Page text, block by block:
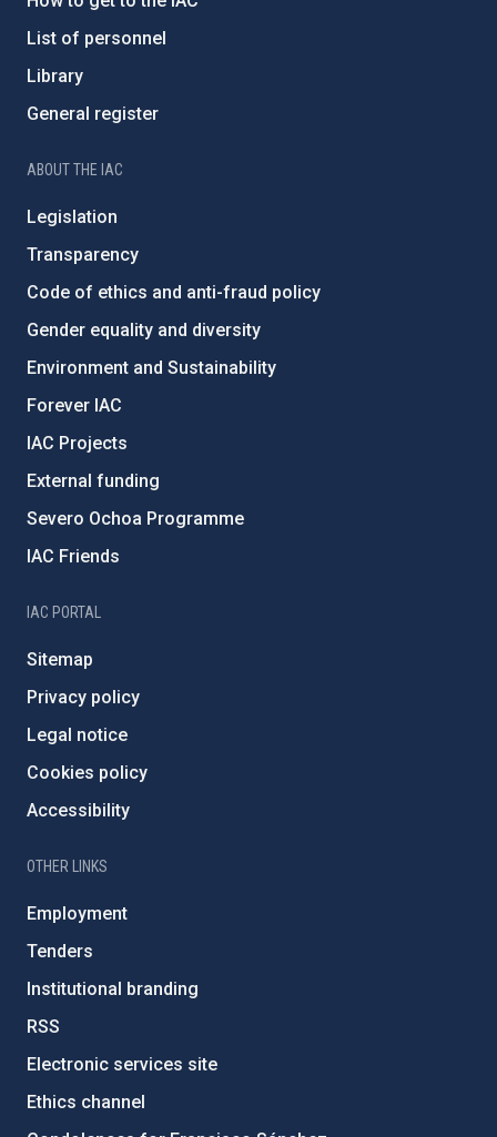
List of personnel
Library
General register
ABOUT THE IAC
Legislation
Transparency
Code of ethics and anti-fraud policy
Gender equality and diversity
Environment and Sustainability
Forever IAC
IAC Projects
External funding
Severo Ochoa Programme
IAC Friends
IAC PORTAL
Sitemap
Privacy policy
Legal notice
Cookies policy
Accessibility
OTHER LINKS
Employment
Tenders
Institutional branding
RSS
Electronic services site
Ethics channel